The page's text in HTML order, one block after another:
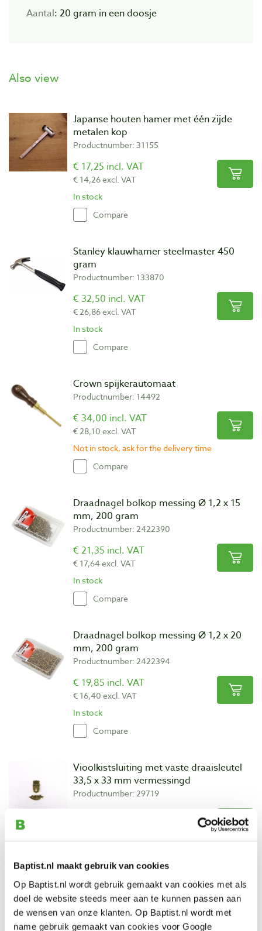
Baptist.nl maakt gebruik van cookies
Op Baptist.nl wordt gebruik gemaakt van cookies met als
doel de website steeds meer aan te kunnen passen aan
de wensen van onze klanten. Op Baptist.nl wordt met
name gebruik gemaakt van cookies voor Google
Aantal: 20 gram in een doosje
Also view
Japanse houten hamer met één zijde
metalen kop
Productnumber: 31155
€ 17,25 incl. VAT
€ 14,26 excl. VAT
In stock
Compare
Stanley klauwhamer steelmaster 450
gram
Productnumber: 133870
€ 32,50 incl. VAT
€ 26,86 excl. VAT
In stock
Compare
Crown spijkerautomaat
Productnumber: 14492
€ 34,00 incl. VAT
€ 28,10 excl. VAT
Not in stock, ask for the delivery time
Compare
Draadnagel bolkop messing Ø 1,2 x 15
mm, 200 gram
Productnumber: 2422390
€ 21,35 incl. VAT
€ 17,64 excl. VAT
In stock
Compare
Draadnagel bolkop messing Ø 1,2 x 20
mm, 200 gram
Productnumber: 2422394
€ 19,85 incl. VAT
€ 16,40 excl. VAT
In stock
Compare
Vioolkistsluiting met vaste draaisleutel
33,5 x 33 mm vermessingd
Productnumber: 29719
In stock
Compare
Kistsluiting 20 x 7,5 mm vermessingd
Productnumber: 29750